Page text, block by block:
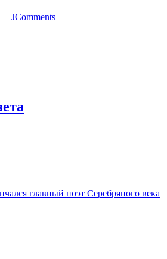
JComments
главный поэт Серебряного века